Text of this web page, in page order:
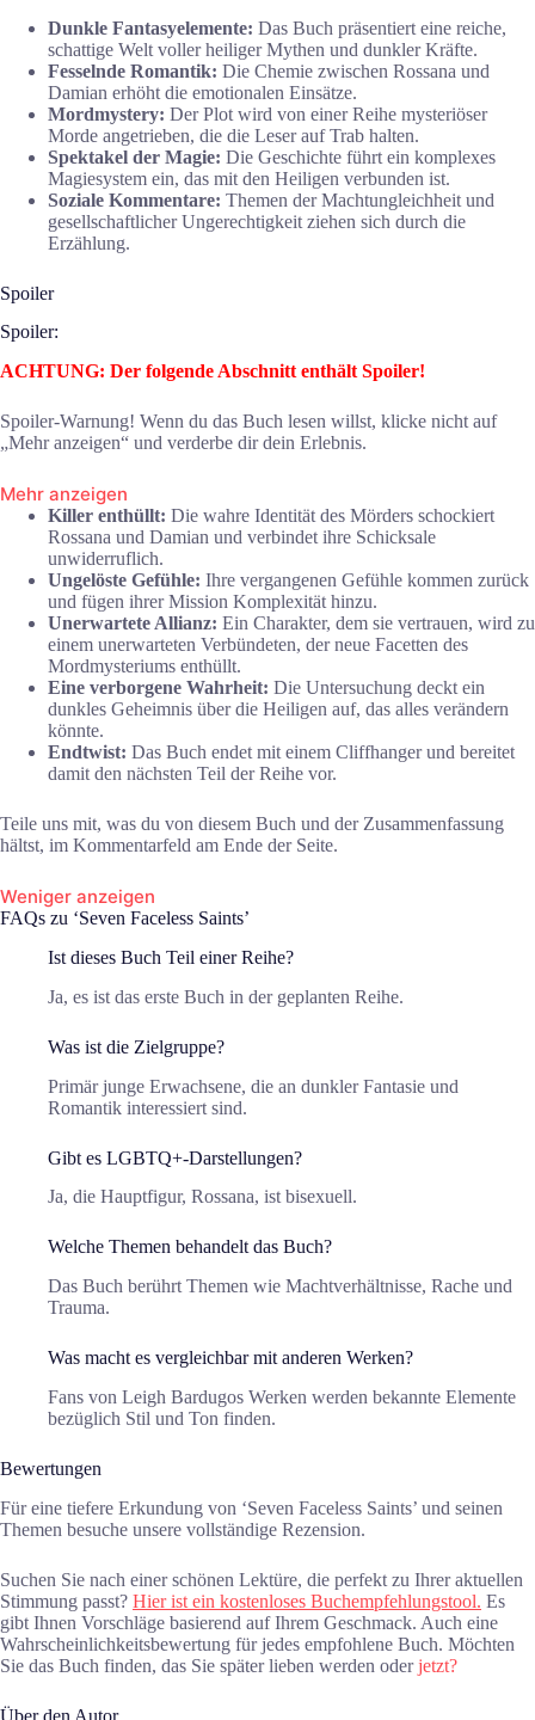
Dunkle Fantasyelemente: Das Buch präsentiert eine reiche,
schattige Welt voller heiliger Mythen und dunkler Kräfte.
Fesselnde Romantik: Die Chemie zwischen Rossana und
Damian erhöht die emotionalen Einsätze.
Mordmystery: Der Plot wird von einer Reihe mysteriöser
Morde angetrieben, die die Leser auf Trab halten.
Spektakel der Magie: Die Geschichte führt ein komplexes
Magiesystem ein, das mit den Heiligen verbunden ist.
Soziale Kommentare: Themen der Machtungleichheit und
gesellschaftlicher Ungerechtigkeit ziehen sich durch die
Erzählung.
Spoiler
Spoiler:
ACHTUNG: Der folgende Abschnitt enthält Spoiler!
Spoiler-Warnung! Wenn du das Buch lesen willst, klicke nicht auf
„Mehr anzeigen“ und verderbe dir dein Erlebnis.
Mehr anzeigen
Killer enthüllt: Die wahre Identität des Mörders schockiert
Rossana und Damian und verbindet ihre Schicksale
unwiderruflich.
Ungelöste Gefühle: Ihre vergangenen Gefühle kommen zurück
und fügen ihrer Mission Komplexität hinzu.
Unerwartete Allianz: Ein Charakter, dem sie vertrauen, wird zu
einem unerwarteten Verbündeten, der neue Facetten des
Mordmysteriums enthüllt.
Eine verborgene Wahrheit: Die Untersuchung deckt ein
dunkles Geheimnis über die Heiligen auf, das alles verändern
könnte.
Endtwist: Das Buch endet mit einem Cliffhanger und bereitet
damit den nächsten Teil der Reihe vor.
Teile uns mit, was du von diesem Buch und der Zusammenfassung
hältst, im Kommentarfeld am Ende der Seite.
Weniger anzeigen
FAQs zu ‘Seven Faceless Saints’
Ist dieses Buch Teil einer Reihe?
Ja, es ist das erste Buch in der geplanten Reihe.
Was ist die Zielgruppe?
Primär junge Erwachsene, die an dunkler Fantasie und
Romantik interessiert sind.
Gibt es LGBTQ+-Darstellungen?
Ja, die Hauptfigur, Rossana, ist bisexuell.
Welche Themen behandelt das Buch?
Das Buch berührt Themen wie Machtverhältnisse, Rache und
Trauma.
Was macht es vergleichbar mit anderen Werken?
Fans von Leigh Bardugos Werken werden bekannte Elemente
bezüglich Stil und Ton finden.
Bewertungen
Für eine tiefere Erkundung von ‘Seven Faceless Saints’ und seinen
Themen besuche unsere vollständige Rezension.
Suchen Sie nach einer schönen Lektüre, die perfekt zu Ihrer aktuellen
Stimmung passt? Hier ist ein kostenloses Buchempfehlungstool. Es
gibt Ihnen Vorschläge basierend auf Ihrem Geschmack. Auch eine
Wahrscheinlichkeitsbewertung für jedes empfohlene Buch. Möchten
Sie das Buch finden, das Sie später lieben werden oderjetzt?
Über den Autor